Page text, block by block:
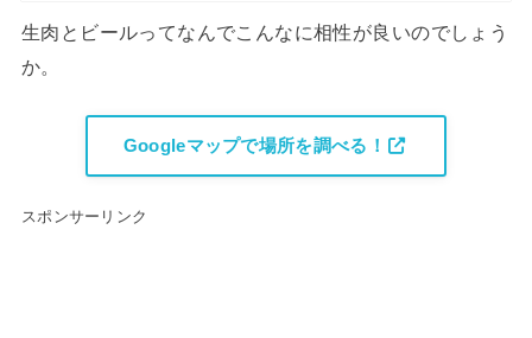
生肉とビールってなんでこんなに相性が良いのでしょう
か。
Googleマップで場所を調べる！
スポンサーリンク